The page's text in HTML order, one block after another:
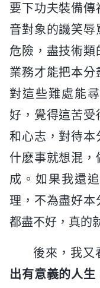
要下功夫裝備
音對象的譏笑
危險，盡技術
業務才能把本
對這些難處能
好，覺得這苦受
和心志，對待
什麽事就想混
成。如果我還
理，不為盡好
都盡不好，真的
後來，我又
出有意義的人